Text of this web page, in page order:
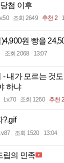
첨 이후
조회 2649 추천 2
원 빵을
조회 2068 13:07
- 내가 모르는 것
하냐
Lv.70 조회 1260 추천 2
?.gif
조회 1520 13:04
립의 민족